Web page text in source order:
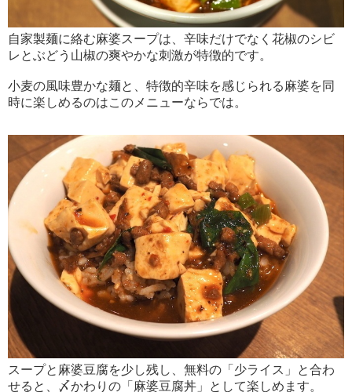
自家製麺に絡む麻婆スープは、辛味だけでなく花椒のシビ
レとぶどう山椒の爽やかな刺激が特徴的です。
小麦の風味豊かな麺と、特徴的辛味を感じられる麻婆を同
時に楽しめるのはこのメニューならでは。
スープと麻婆豆腐を少し残し、無料の「少ライス」と合わ
せると、〆かわりの「麻婆豆腐丼」として楽しめます。